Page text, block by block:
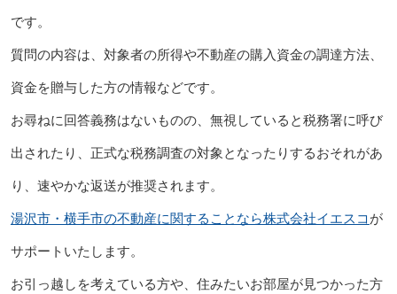
です。
質問の内容は、対象者の所得や不動産の購入資金の調達方法、
資金を贈与した方の情報などです。
お尋ねに回答義務はないものの、無視していると税務署に呼び
出されたり、正式な税務調査の対象となったりするおそれがあ
り、速やかな返送が推奨されます。
湯沢市・横手市の不動産に関することなら株式会社イエスコ が
サポートいたします。
お引っ越しを考えている方や、住みたいお部屋が見つかった方